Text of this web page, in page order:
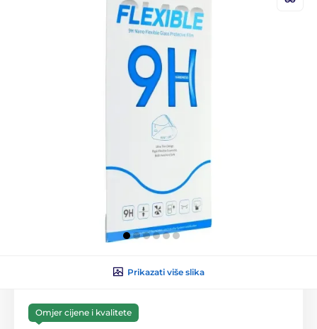
Prikazati više slika
Omjer cijene i kvalitete